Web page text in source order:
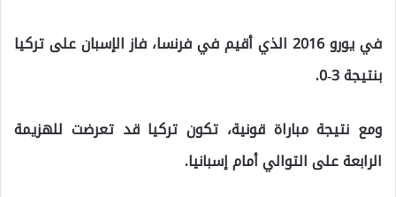
في يورو 2016 الذي أقيم في فرنسا، فاز الإسبان على تركيا
بنتيجة 3-0.
ومع نتيجة مباراة قونية، تكون تركيا قد تعرضت للهزيمة
الرابعة على التوالي أمام إسبانيا.